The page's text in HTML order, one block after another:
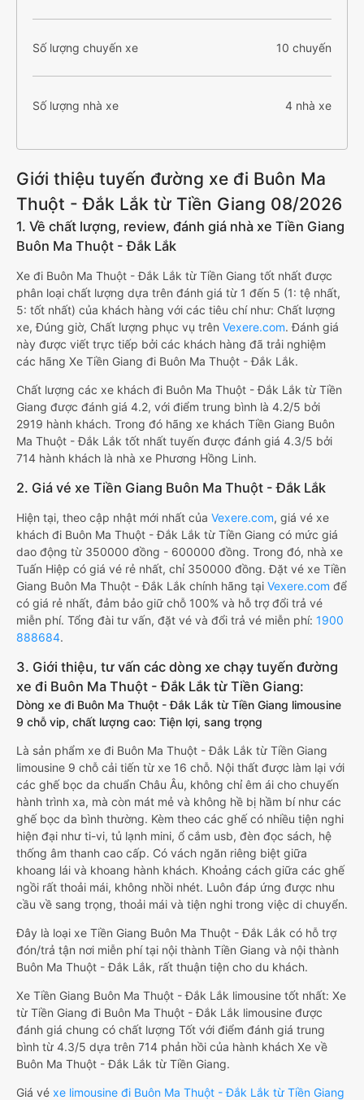
Số lượng chuyến xe 10 chuyến
Số lượng nhà xe 4 nhà xe
Giới thiệu tuyến đường xe đi Buôn Ma
Thuột - Đắk Lắk từ Tiền Giang 08/2026
1. Về chất lượng, review, đánh giá nhà xe Tiền Giang
Buôn Ma Thuột - Đắk Lắk
Xe đi Buôn Ma Thuột - Đắk Lắk từ Tiền Giang tốt nhất được
phân loại chất lượng dựa trên đánh giá từ 1 đến 5 (1: tệ nhất,
5: tốt nhất) của khách hàng với các tiêu chí như: Chất lượng
xe, Đúng giờ, Chất lượng phục vụ trên Vexere.com. Đánh giá
này được viết trực tiếp bởi các khách hàng đã trải nghiệm
các hãng Xe Tiền Giang đi Buôn Ma Thuột - Đắk Lắk.
Chất lượng các xe khách đi Buôn Ma Thuột - Đắk Lắk từ Tiền
Giang được đánh giá 4.2, với điểm trung bình là 4.2/5 bởi
2919 hành khách. Trong đó hãng xe khách Tiền Giang Buôn
Ma Thuột - Đắk Lắk tốt nhất tuyến được đánh giá 4.3/5 bởi
714 hành khách là nhà xe Phương Hồng Linh.
2. Giá vé xe Tiền Giang Buôn Ma Thuột - Đắk Lắk
Hiện tại, theo cập nhật mới nhất của Vexere.com, giá vé xe
khách đi Buôn Ma Thuột - Đắk Lắk từ Tiền Giang có mức giá
dao động từ 350000 đồng - 600000 đồng. Trong đó, nhà xe
Tuấn Hiệp có giá vé rẻ nhất, chỉ 350000 đồng. Đặt vé xe Tiền
Giang Buôn Ma Thuột - Đắk Lắk chính hãng tại Vexere.com để
có giá rẻ nhất, đảm bảo giữ chỗ 100% và hỗ trợ đổi trả vé
miễn phí. Tổng đài tư vấn, đặt vé và đổi trả vé miễn phí: 1900
888684.
3. Giới thiệu, tư vấn các dòng xe chạy tuyến đường
xe đi Buôn Ma Thuột - Đắk Lắk từ Tiền Giang:
Dòng xe đi Buôn Ma Thuột - Đắk Lắk từ Tiền Giang limousine
9 chỗ vip, chất lượng cao: Tiện lợi, sang trọng
Là sản phẩm xe đi Buôn Ma Thuột - Đắk Lắk từ Tiền Giang
limousine 9 chỗ cải tiến từ xe 16 chỗ. Nội thất được làm lại với
các ghế bọc da chuẩn Châu Âu, không chỉ êm ái cho chuyến
hành trình xa, mà còn mát mẻ và không hề bị hầm bí như các
ghế bọc da bình thường. Kèm theo các ghế có nhiều tiện nghi
hiện đại như ti-vi, tủ lạnh mini, ổ cắm usb, đèn đọc sách, hệ
thống âm thanh cao cấp. Có vách ngăn riêng biệt giữa
khoang lái và khoang hành khách. Khoảng cách giữa các ghế
ngồi rất thoải mái, không nhồi nhét. Luôn đáp ứng được nhu
cầu về sang trọng, thoải mái và tiện nghi trong việc di chuyển.
Đây là loại xe Tiền Giang Buôn Ma Thuột - Đắk Lắk có hỗ trợ
đón/trả tận nơi miễn phí tại nội thành Tiền Giang và nội thành
Buôn Ma Thuột - Đắk Lắk, rất thuận tiện cho du khách.
Xe Tiền Giang Buôn Ma Thuột - Đắk Lắk limousine tốt nhất: Xe
từ Tiền Giang đi Buôn Ma Thuột - Đắk Lắk limousine được
đánh giá chung có chất lượng Tốt với điểm đánh giá trung
bình từ 4.3/5 dựa trên 714 phản hồi của hành khách Xe về
Buôn Ma Thuột - Đắk Lắk từ Tiền Giang.
Giá vé xe limousine đi Buôn Ma Thuột - Đắk Lắk từ Tiền Giang